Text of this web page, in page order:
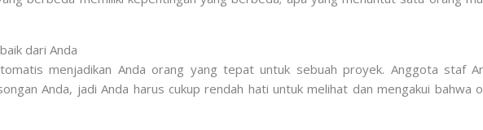
dari Anda
menjadikan Anda orang yang tepat untuk sebuah proyek. Anggota staf
Anda, jadi Anda harus cukup rendah hati untuk melihat dan mengakui bahwa